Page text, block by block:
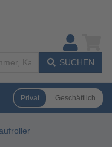
SUCHEN
Privat Geschäftlich